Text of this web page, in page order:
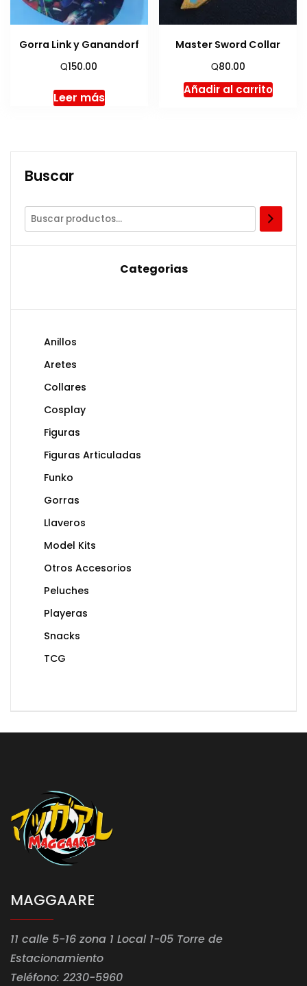
Gorra Link y Ganandorf
Q150.00
Leer más
Master Sword Collar
Q80.00
Añadir al carrito
Buscar
Categorias
Anillos
Aretes
Collares
Cosplay
Figuras
Figuras Articuladas
Funko
Gorras
Llaveros
Model Kits
Otros Accesorios
Peluches
Playeras
Snacks
TCG
MAGGAARE
11 calle 5-16 zona 1 Local 1-05 Torre de
Estacionamiento
Teléfono: 2230-5960